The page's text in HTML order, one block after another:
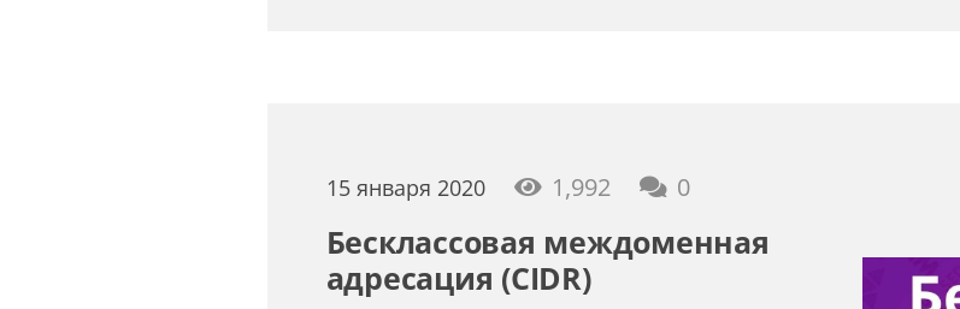
15 января 2020 1,992 0
Бесклассовая междоменная
адресация (CIDR)